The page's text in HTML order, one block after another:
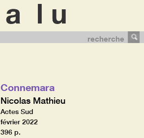
recherche
Connemara
Nicolas Mathieu
Actes Sud
février 2022
396 p.